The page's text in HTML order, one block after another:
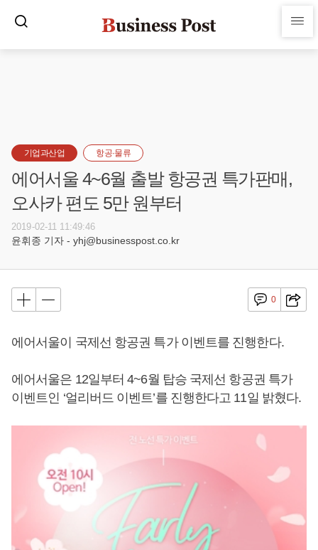
기업과산업 항공·물류
에어서울 4~6월 출발 항공권 특가판매,
오사카 편도 5만 원부터
2019-02-11 11:49:46
윤휘종 기자 - yhj@businesspost.co.kr
0
에어서울이 국제선 항공권 특가 이벤트를 진행한다.
에어서울은 12일부터 4~6월 탑승 국제선 항공권 특가
이벤트인 ‘얼리버드 이벤트’를 진행한다고 11일 밝혔다.